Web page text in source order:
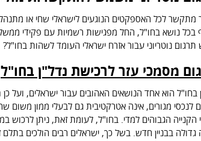
מתקשר לכל האספקטים הנוגעים לישראלי שחי או מתנהל
בכל נושא בחו"ל, החל מפגישות רשמיות עם פקידי
נוטריוני עבור אזרח ישראלי העומד לשהות בחו"ל?
מסמכי עזר לרכישת נדל"ן בחו"ל
בחו"ל הוא אחד הנושאים האהובים עבור ישראלים, ועל
לנכסי מגורים, אינה אטרקטיבית גם לבעלי ממון
גדולה בבניין חדש. בשל כך, ישראלים רבים הולכים